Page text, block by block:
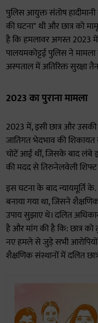
पुलिस आयुक्त संतोष
की घटना" थी और छात्र को
है कि हमलावर अगस्त 2023
पालयमकोट्टई पुलिस ने
अस्पताल में अतिरिक्त सुरक्षा
2023 का पुराना मामला
2023 में, इसी छात्र और
जातिगत भेदभाव की
चोटें आई थीं, जिसके बाद लंबे
की मदद से तिरुनेलवेली शिफ्ट
इस घटना के बाद न्यायमूर्ति
बनाया गया था, जिसने
उपाय सुझाए थे। दलित
है और मांग की है कि: छात्र को
नए हमले से जुड़े सभी आरोपियों
शैक्षणिक संस्थानों में दलित